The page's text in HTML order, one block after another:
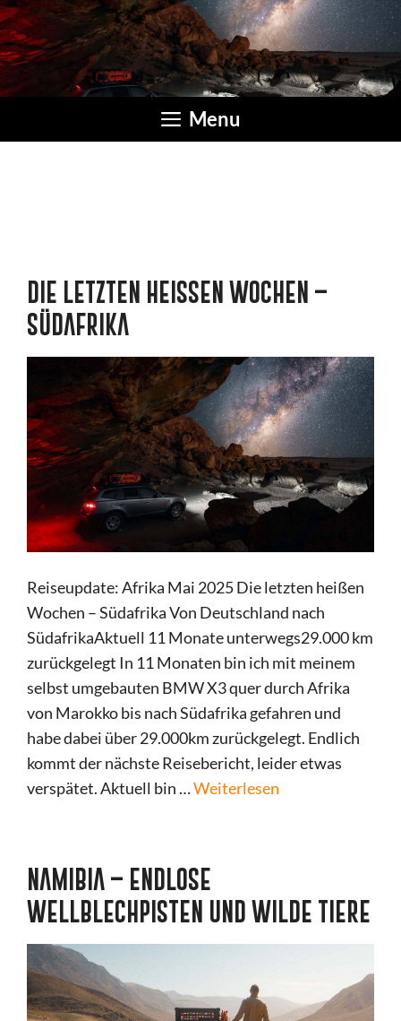
Zum
Inhalt
springen
Menu
DIE LETZTEN HEISSEN WOCHEN – S
ÜDAFRIKA
Reiseupdate: Afrika Mai 2025 Die letzten heißen
Wochen – Südafrika Von Deutschland nach
SüdafrikaAktuell 11 Monate unterwegs29.000 km
zurückgelegt In 11 Monaten bin ich mit meinem
selbst umgebauten BMW X3 quer durch Afrika
von Marokko bis nach Südafrika gefahren und
habe dabei über 29.000km zurückgelegt. Endlich
kommt der nächste Reisebericht, leider etwas
verspätet. Aktuell bin …Weiterlesen
NAMIBIA – ENDLOSE
WELLBLECHPISTEN UND WILDE TIERE